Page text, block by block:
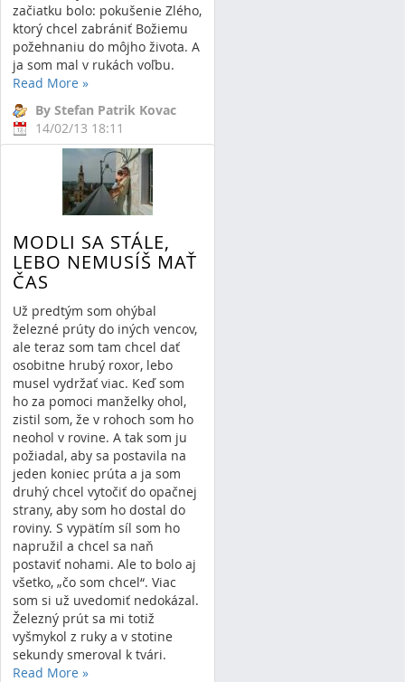
začiatku bolo: pokušenie Zlého,
ktorý chcel zabrániť Božiemu
požehnaniu do môjho života. A
ja som mal v rukách voľbu.
Read More »
By Stefan Patrik Kovac
14/02/13 18:11
24 Comments
MODLI SA STÁLE,
LEBO NEMUSÍŠ MAŤ
ČAS
Už predtým som ohýbal
železné prúty do iných vencov,
ale teraz som tam chcel dať
osobitne hrubý roxor, lebo
musel vydržať viac. Keď som
ho za pomoci manželky ohol,
zistil som, že v rohoch som ho
neohol v rovine. A tak som ju
požiadal, aby sa postavila na
jeden koniec prúta a ja som
druhý chcel vytočiť do opačnej
strany, aby som ho dostal do
roviny. S vypätím síl som ho
napružil a chcel sa naň
postaviť nohami. Ale to bolo aj
všetko, „čo som chcel“. Viac
som si už uvedomiť nedokázal.
Železný prút sa mi totiž
vyšmykol z ruky a v stotine
sekundy smeroval k tvári.
Read More »